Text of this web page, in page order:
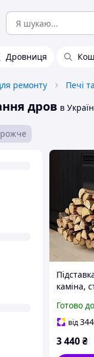
Дровниця
ремонту Печі
дров в
каміна,
для
біля
Готово
від344
3 440₴